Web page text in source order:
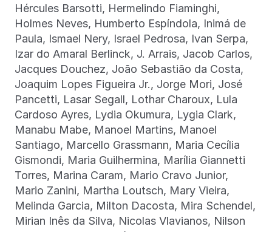
Hércules Barsotti, Hermelindo Fiaminghi,
Holmes Neves, Humberto Espíndola, Inimá de
Paula, Ismael Nery, Israel Pedrosa, Ivan Serpa,
Izar do Amaral Berlinck, J. Arrais, Jacob Carlos,
Jacques Douchez, João Sebastião da Costa,
Joaquim Lopes Figueira Jr., Jorge Mori, José
Pancetti, Lasar Segall, Lothar Charoux, Lula
Cardoso Ayres, Lydia Okumura, Lygia Clark,
Manabu Mabe, Manoel Martins, Manoel
Santiago, Marcello Grassmann, Maria Cecília
Gismondi, Maria Guilhermina, Marília Giannetti
Torres, Marina Caram, Mario Cravo Junior,
Mario Zanini, Martha Loutsch, Mary Vieira,
Melinda Garcia, Milton Dacosta, Mira Schendel,
Mirian Inês da Silva, Nicolas Vlavianos, Nilson